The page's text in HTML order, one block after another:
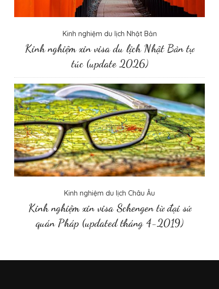
Kinh nghiệm du lịch Nhật Bản
Kinh nghiệm xin visa du lịch Nhật Bản tự
túc (update 2026)
Kinh nghiệm du lịch Châu Âu
Kinh nghiệm xin visa Schengen từ đại sứ
quán Pháp (updated tháng 4-2019)